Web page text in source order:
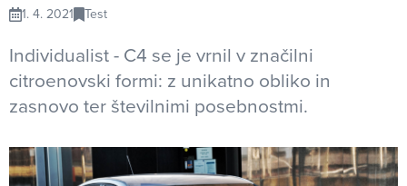
1. 4. 2021 Test
Individualist - C4 se je vrnil v značilni
citroenovski formi: z unikatno obliko in
zasnovo ter številnimi posebnostmi.